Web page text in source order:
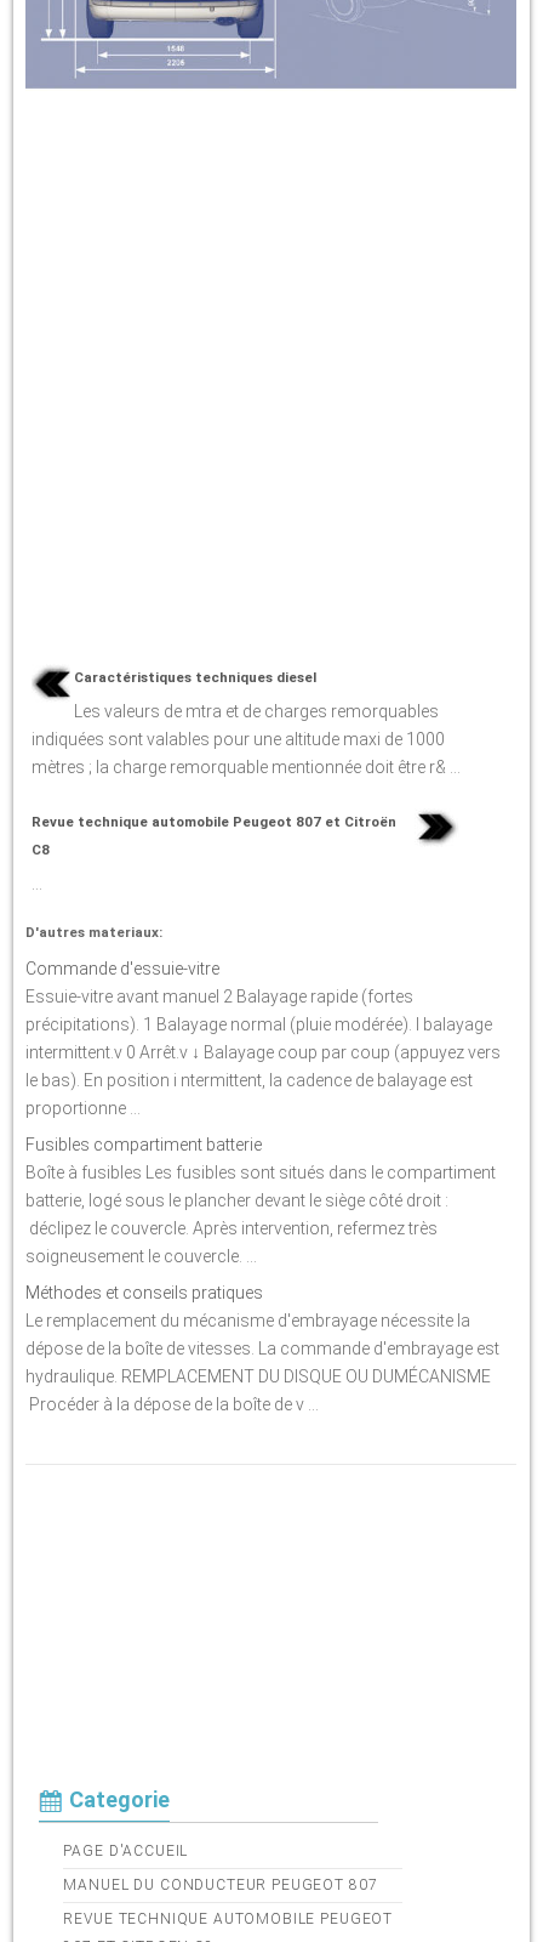
Caractéristiques techniques diesel
Les valeurs de mtra et de charges remorquables
indiquées sont valables pour une altitude maxi de 1000
mètres ; la charge remorquable mentionnée doit être r& ...
Revue technique automobile Peugeot 807 et Citroën
C8
...
D'autres materiaux:
Commande d'essuie-vitre
Essuie-vitre avant manuel 2 Balayage rapide (fortes
précipitations). 1 Balayage normal (pluie modérée). I balayage
intermittent.v 0 Arrêt.v ↓ Balayage coup par coup (appuyez vers
le bas). En position i ntermittent, la cadence de balayage est
proportionne ...
Fusibles compartiment batterie
Boîte à fusibles Les fusibles sont situés dans le compartiment
batterie, logé sous le plancher devant le siège côté droit :
déclipez le couvercle. Après intervention, refermez très
soigneusement le couvercle. ...
Méthodes et conseils pratiques
Le remplacement du mécanisme d'embrayage nécessite la
dépose de la boîte de vitesses. La commande d'embrayage est
hydraulique. REMPLACEMENT DU DISQUE OU DUMÉCANISME
Procéder à la dépose de la boîte de v ...
Categorie
PAGE D'ACCUEIL
MANUEL DU CONDUCTEUR PEUGEOT 807
REVUE TECHNIQUE AUTOMOBILE PEUGEOT